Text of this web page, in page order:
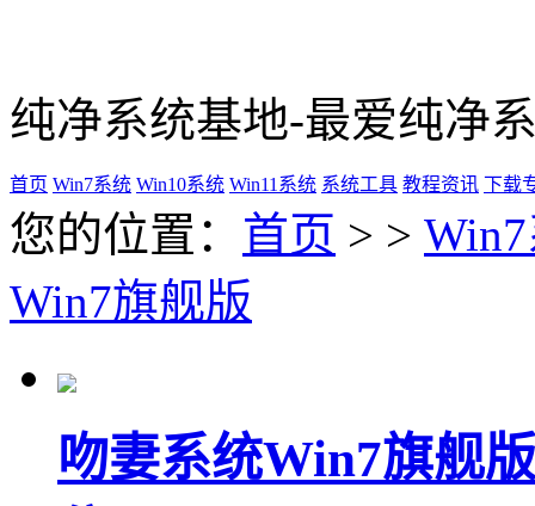
纯净系统基地-最爱纯净
首页 Win7系统 Win10系统 Win11系统 系统工具 教程资讯 下载
您的位置： 首页 > >
Win7旗舰版
吻妻系统Win7旗舰